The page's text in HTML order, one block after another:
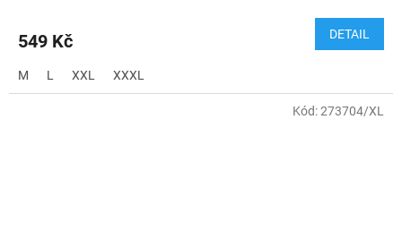
549 Kč DETAIL
M L XXL XXXL
Kód:273704/XL